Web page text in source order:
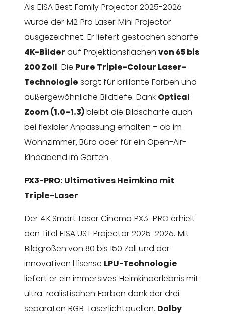
Als EISA Best Family Projector 2025-2026
wurde der M2 Pro Laser Mini Projector
ausgezeichnet. Er liefert gestochen scharfe
4K-Bilder auf Projektionsflächen von 65 bis
200 Zoll. Die Pure Triple-Colour Laser-
Technologie sorgt für brillante Farben und
außergewöhnliche Bildtiefe. Dank Optical
Zoom (1.0–1.3)bleibt die Bildschärfe auch
bei flexibler Anpassung erhalten – ob im
Wohnzimmer, Büro oder für ein Open-Air-
Kinoabend im Garten.
PX3-PRO: Ultimatives Heimkino mit
Triple-Laser
Der 4K Smart Laser Cinema PX3-PRO erhielt
den Titel EISA UST Projector 2025-2026. Mit
Bildgrößen von 80 bis 150 Zoll und der
innovativen Hisense LPU-Technologie
liefert er ein immersives Heimkinoerlebnis mit
ultra-realistischen Farben dank der drei
separaten RGB-Laserlichtquellen. Dolby